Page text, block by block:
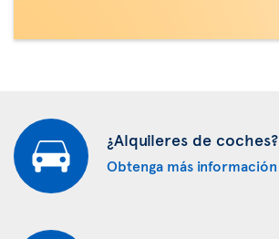
¿Alquileres de coches?
Obtenga más información